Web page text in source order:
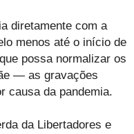
diretamente com a
menos até o início de
possa normalizar os
— as gravações
causa da pandemia.
da Libertadores e